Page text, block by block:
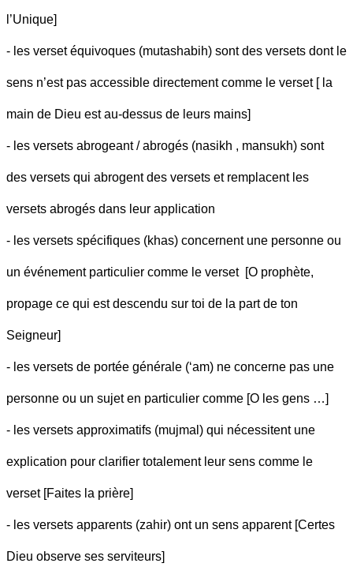
l’Unique]
- les verset équivoques (mutashabih) sont des versets dont le
sens n’est pas accessible directement comme le verset [ la
main de Dieu est au-dessus de leurs mains]
- les versets abrogeant / abrogés (nasikh , mansukh) sont
des versets qui abrogent des versets et remplacent les
versets abrogés dans leur application
- les versets spécifiques (khas) concernent une personne ou
un événement particulier comme le verset [O prophète,
propage ce qui est descendu sur toi de la part de ton
Seigneur]
- les versets de portée générale (‘am) ne concerne pas une
personne ou un sujet en particulier comme [O les gens …]
- les versets approximatifs (mujmal) qui nécessitent une
explication pour clarifier totalement leur sens comme le
verset [Faites la prière]
- les versets apparents (zahir) ont un sens apparent [Certes
Dieu observe ses serviteurs]